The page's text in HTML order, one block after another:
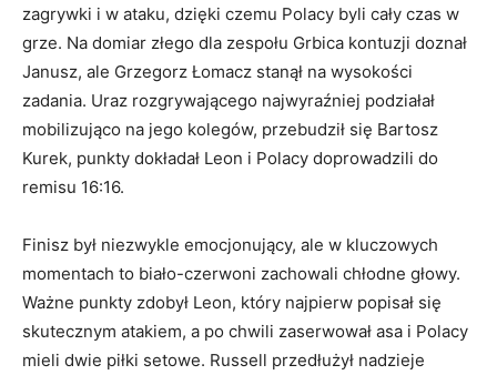
zagrywki i w ataku, dzięki czemu Polacy byli cały czas w
grze. Na domiar złego dla zespołu Grbica kontuzji doznał
Janusz, ale Grzegorz Łomacz stanął na wysokości
zadania. Uraz rozgrywającego najwyraźniej podziałał
mobilizująco na jego kolegów, przebudził się Bartosz
Kurek, punkty dokładał Leon i Polacy doprowadzili do
remisu 16:16.
Finisz był niezwykle emocjonujący, ale w kluczowych
momentach to biało-czerwoni zachowali chłodne głowy.
Ważne punkty zdobył Leon, który najpierw popisał się
skutecznym atakiem, a po chwili zaserwował asa i Polacy
mieli dwie piłki setowe. Russell przedłużył nadzieje